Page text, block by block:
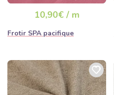
dan
10,90€ / m
Frotir SPA pacifique